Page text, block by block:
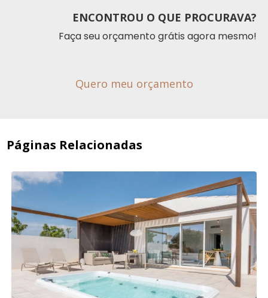
ENCONTROU O QUE PROCURAVA?
Faça seu orçamento grátis agora mesmo!
Quero meu orçamento
Páginas Relacionadas